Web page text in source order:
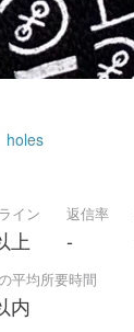
holes
イン
上
返信率
-
平均所要時間
内